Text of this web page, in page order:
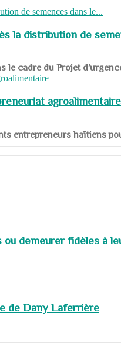
la distribution de
cadre du Projet
agroalimentaire
entrepreneurs haïtiens
demeurer fidèles à
de Dany Laferrière